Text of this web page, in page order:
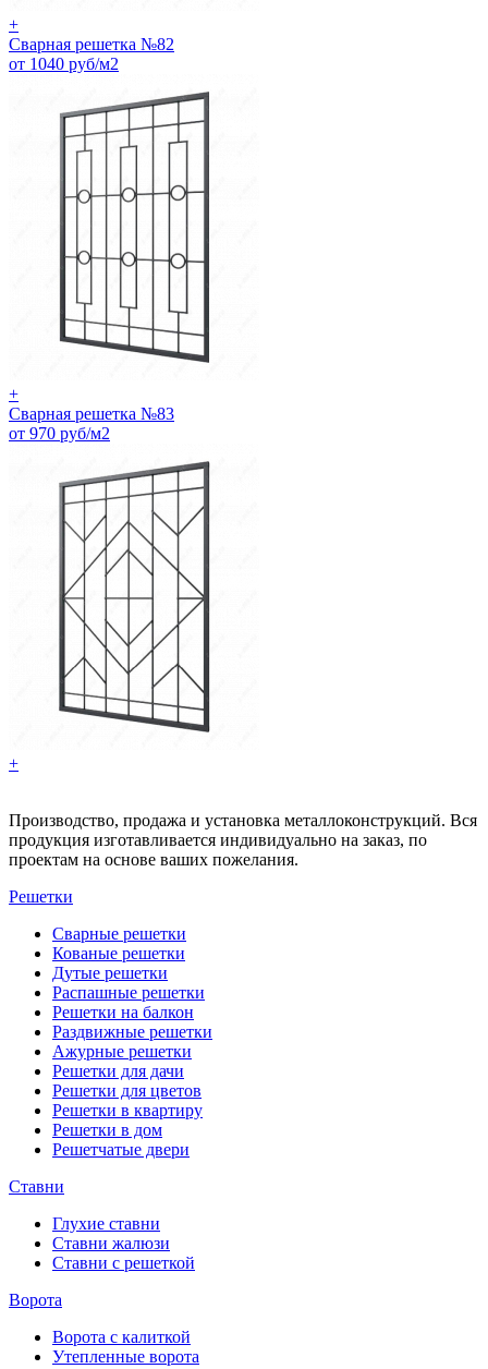
+
Сварная решетка №82
от 1040 руб/м2
+
Сварная решетка №83
от 970 руб/м2
+
Производство, продажа и установка металлоконструкций. Вся
продукция изготавливается индивидуально на заказ, по
проектам на основе ваших пожелания.
Решетки
Сварные решетки
Кованые решетки
Дутые решетки
Распашные решетки
Решетки на балкон
Раздвижные решетки
Ажурные решетки
Решетки для дачи
Решетки для цветов
Решетки в квартиру
Решетки в дом
Решетчатые двери
Ставни
Глухие ставни
Ставни жалюзи
Ставни с решеткой
Ворота
Ворота с калиткой
Утепленные ворота